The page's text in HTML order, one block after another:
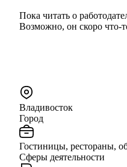
Пока читать о
Возможно, он скоро
Владивосток
Город
Гостиницы, рестораны,
Сферы деятельности